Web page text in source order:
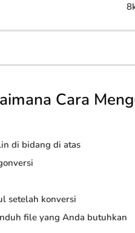
Cara
di bidang di atas
setelah konversi
file yang Anda butuhkan